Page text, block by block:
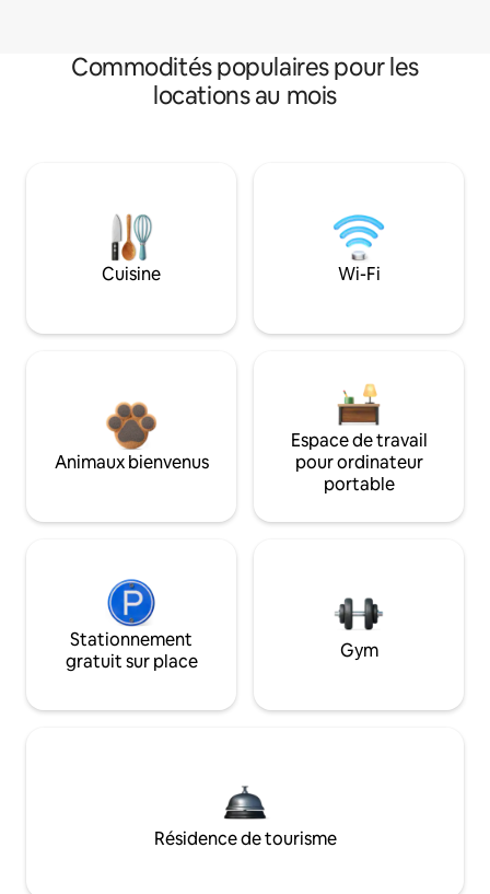
Commodités populaires pour les
locations au mois
Cuisine Wi-Fi
Animaux bienvenus
Espace de travail
pour ordinateur
portable
Stationnement
gratuit sur place
Gym
Résidence de tourisme